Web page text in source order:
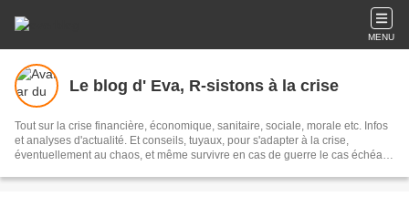
MENU
Le blog d' Eva, R-sistons à la crise
Tout sur la crise financière, économique, sanitaire, sociale, morale etc. Infos
et analyses d'actualité. Et conseils, tuyaux, pour s'adapter à la crise,
éventuellement au chaos, et même survivre en cas de guerre le cas échéant.
défaut de le changer ! Un blog d'utilité publique.